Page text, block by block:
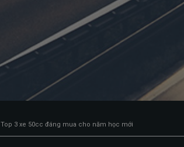
Top 3 xe 50cc đáng mua cho năm học mới